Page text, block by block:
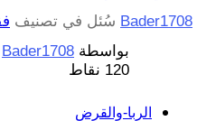
Bader1708 سُئل في تصنيف
بواسطة Bader1708
120 نقاط
الربا-والقرض